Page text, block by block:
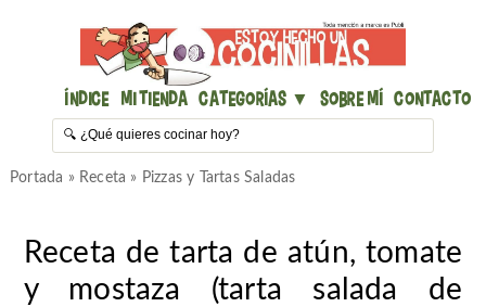
Índice Mi Tienda Categorías ▼ Sobre mí Contacto
Portada » Receta » Pizzas y Tartas Saladas
Receta de tarta de atún, tomate
y mostaza (tarta salada de